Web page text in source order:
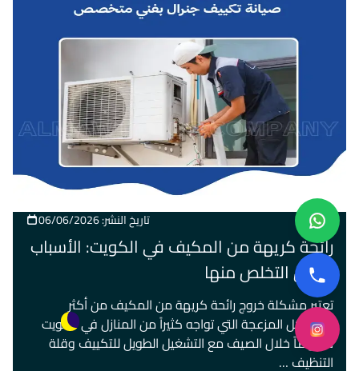
100 تاريخ النشر: 06/06/2026
رائحة كريهة من المكيف في الكويت: الأسباب
وطرق التخلص منها
تعتبر مشكلة خروج رائحة كريهة من المكيف من أكثر
المشاكل المزعجة التي تواجه كثيراً من المنازل في الكويت
خصوصاً خلال الصيف مع التشغيل الطويل للتكييف وقلة
التنظيف …